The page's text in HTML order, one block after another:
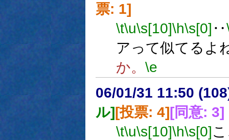
票: 1]
\t\u\s[10]\h\s[0] ‥
アって似てるよ
か。 \e
06/01/31 11:50
ル][投票: 4][同意: 3]
\t\u\s[10]\h\s[0]